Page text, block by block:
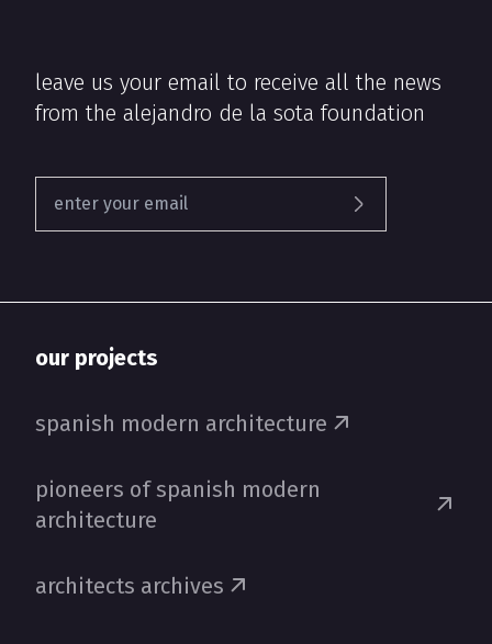
leave us your email to receive all the news
from the alejandro de la sota foundation
our projects
spanish modern architecture
pioneers of spanish modern
architecture
architects archives